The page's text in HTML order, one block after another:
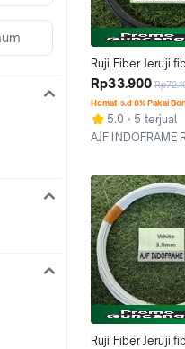
Ruji Fiber Jeruji
ukuran 1.2mm
unggas, layangan
asesoris lainnya
Rp33.900
Hemat s.d 8% Pakai
5.0
5 terjual
AJF INDOFRAME
Ruji Fiber Jeruji